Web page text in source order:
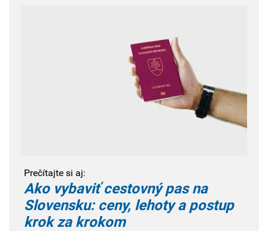
Prečítajte si aj:
Ako vybaviť cestovný pas na
Slovensku: ceny, lehoty a postup
krok za krokom